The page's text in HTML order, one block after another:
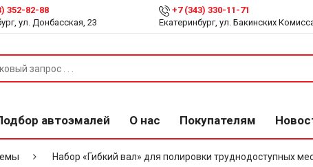
352-82-88
ул. Донбасская, 23
+7 (343) 330-11-71
Екатеринбург, ул. Бакинских
автоэмалей О нас Покупателям
Набор «Гибкий вал» для полировки труднодоступных